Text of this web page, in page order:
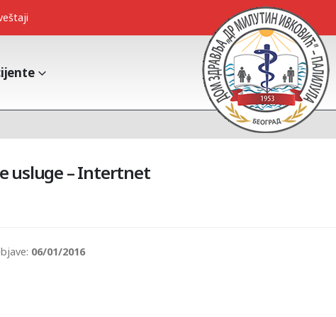
usluge – Intertnet
06/01/2016